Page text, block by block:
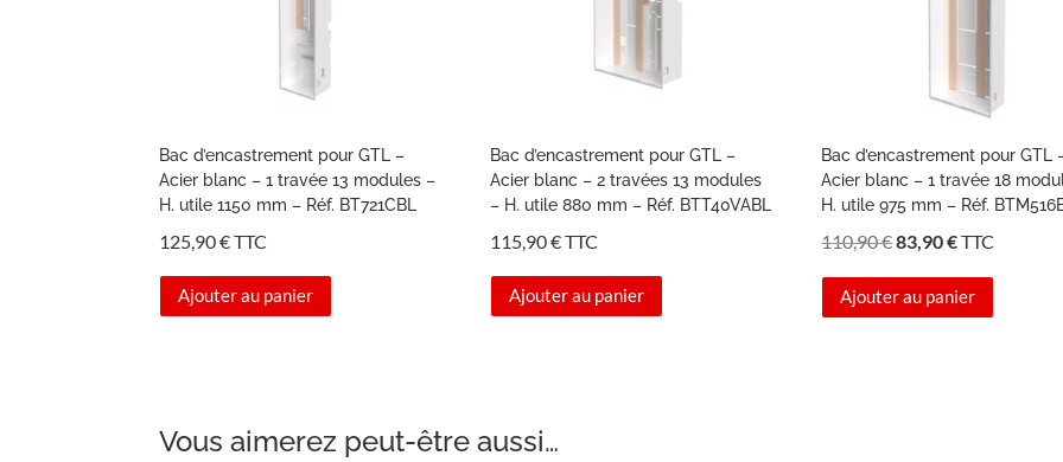
Bac d’encastrement pour GTL –
Acier blanc – 1 travée 13 modules –
H. utile 1150 mm – Réf. BT721CBL
125,90€TTC
Ajouter au panier
Bac d’encastrement pour GTL –
Acier blanc – 2 travées 13 modules
– H. utile 880 mm – Réf. BTT40VABL
115,90€TTC
Ajouter au panier
Bac d’encastrement pour GTL
Acier blanc – 1 travée 18
H. utile 975 mm – Réf.
110,90€Le
initial
83,90€Le
actuel
TTC
Ajouter au panier
Vous aimerez peut-être aussi…